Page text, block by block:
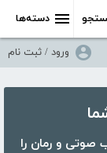
دسته‌ها
ورود / ثبت نام
از ۵۰،۰۰۰ کتاب، کتاب صوتی و رمان را